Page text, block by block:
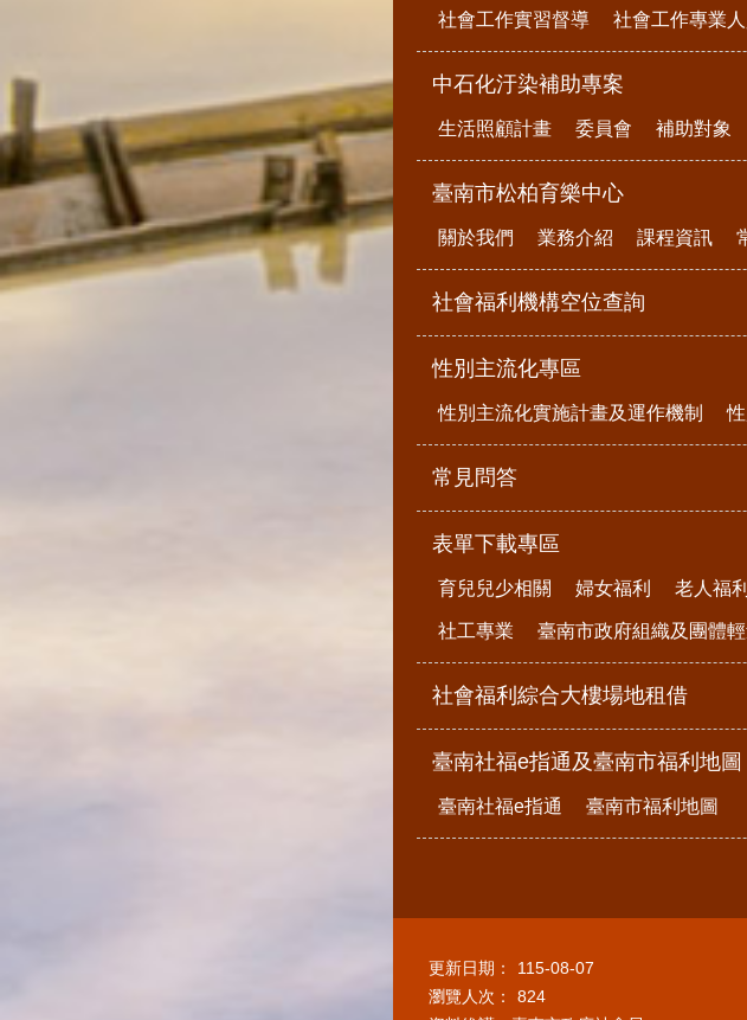
社會工作實習督導 社會工作專業
中石化汙染補助專案
生活照顧計畫 委員會 補助對象
臺南市松柏育樂中心
關於我們 業務介紹 課程資訊
社會福利機構空位查詢
性別主流化專區
性別主流化實施計畫及運作機制
常見問答
表單下載專區
育兒兒少相關 婦女福利 老人福利
社工專業 臺南市政府組織及團體
社會福利綜合大樓場地租借
臺南社福e指通及臺南市福利地圖
臺南社福e指通 臺南市福利地圖
更新日期：
115-08-07
瀏覽人次：
824